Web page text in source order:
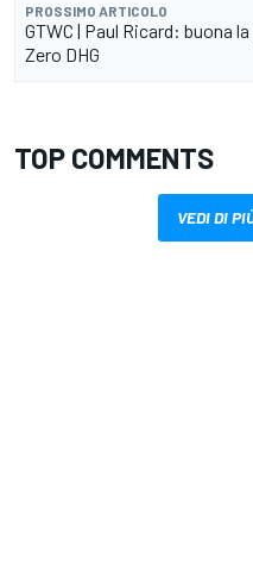
PROSSIMO ARTICOLO
GTWC | Paul Ricard: buona
Zero DHG
TOP COMMENTS
VEDI DI